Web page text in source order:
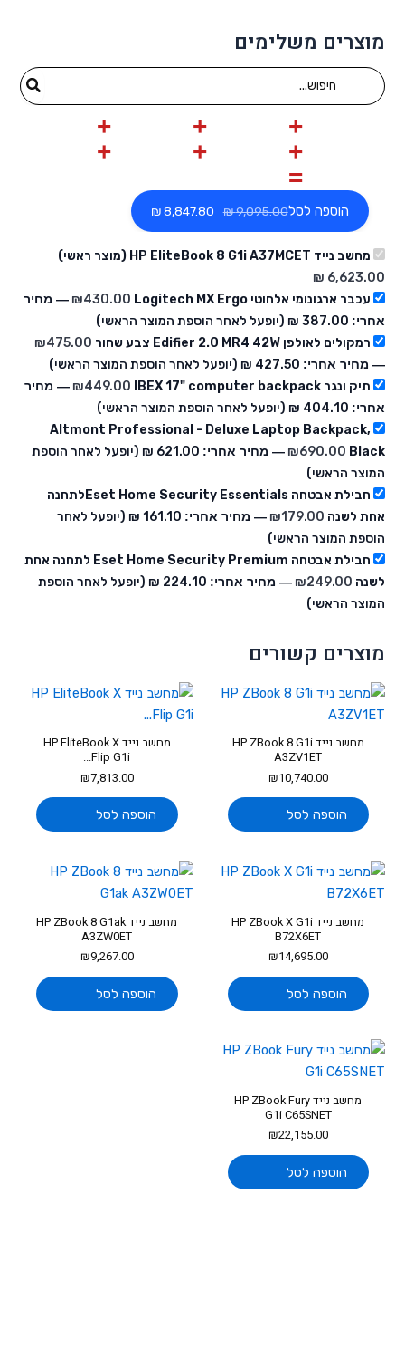
מוצרים משלימים
for:
הוספה לסל
‏9,095.00 ₪
מחשב נייד HP EliteBook 8 G1i A37MCET (מוצר ראשי)
עכבר ארגונומי אלחוטי Logitech MX Ergo
₪430.00
— מחיר
אחרי:
(יופעל לאחר הוספת המוצר הראשי)
רמקולים לאולפן Edifier 2.0 MR4 42W צבע שחור
₪475.00
— מחיר אחרי:
(יופעל לאחר הוספת המוצר הראשי)
תיק ונגר IBEX 17" computer backpack
₪449.00
— מחיר
אחרי:
(יופעל לאחר הוספת המוצר הראשי)
Altmont Professional - Deluxe Laptop Backpack,
Black
₪690.00 — מחיר אחרי:
(יופעל לאחר הוספת
המוצר הראשי)
חבילת אבטחה Eset Home Security Essentialsלתחנה
אחת לשנה
₪179.00 — מחיר אחרי:
(יופעל לאחר
הוספת המוצר הראשי)
חבילת אבטחה Eset Home Security Premium לתחנה אחת
לשנה
₪249.00 — מחיר אחרי:
(יופעל לאחר הוספת
המוצר הראשי)
מוצרים קשורים
מחשב נייד HP ZBook 8 G1i
A3ZV1ET
₪10,740.00
הוספה לסל
מחשב נייד HP EliteBook X
Flip G1i...
₪7,813.00
הוספה לסל
מחשב נייד HP ZBook X G1i
B72X6ET
₪14,695.00
הוספה לסל
מחשב נייד HP ZBook 8 G1ak
A3ZW0ET
₪9,267.00
הוספה לסל
מחשב נייד HP ZBook Fury
G1i C65SNET
₪22,155.00
הוספה לסל